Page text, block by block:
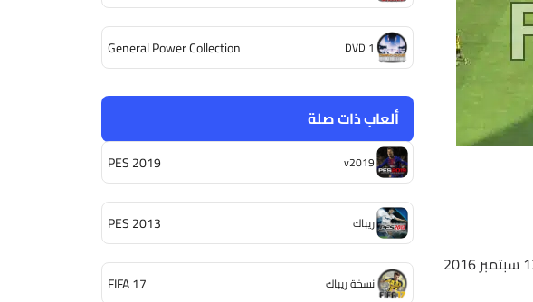
General Power Collection DVD 1
ألعاب ذات صلة
PES 2019 v2019
PES 2013 ريباك
FIFA 17 نسخة ريباك
لعبة PES 2017 APK هي لعبة كرة قدم تم تطويرها ونشرها بواسطة Konami. تم إصدار اللعبة في 13 سبتمبر 2016